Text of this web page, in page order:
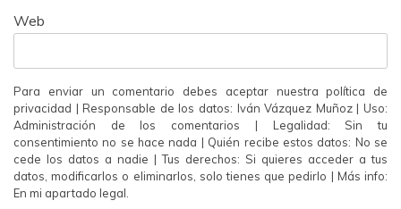
Web
Para enviar un comentario debes aceptar nuestra política de
privacidad | Responsable de los datos: Iván Vázquez Muñoz | Uso:
Administración de los comentarios | Legalidad: Sin tu
consentimiento no se hace nada | Quién recibe estos datos: No se
cede los datos a nadie | Tus derechos: Si quieres acceder a tus
datos, modificarlos o eliminarlos, solo tienes que pedirlo | Más info:
En mi apartado legal.